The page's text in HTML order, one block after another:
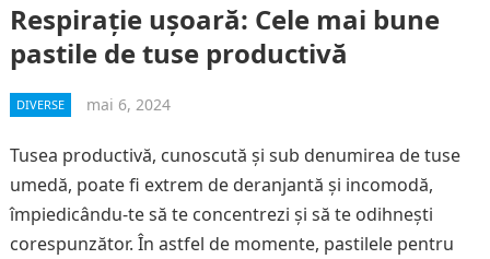
Respirație ușoară: Cele mai bune
pastile de tuse productivă
DIVERSE mai 6, 2024
Tusea productivă, cunoscută și sub denumirea de tuse
umedă, poate fi extrem de deranjantă și incomodă,
împiedicându-te să te concentrezi și să te odihnești
corespunzător. În astfel de momente, pastilele pentru